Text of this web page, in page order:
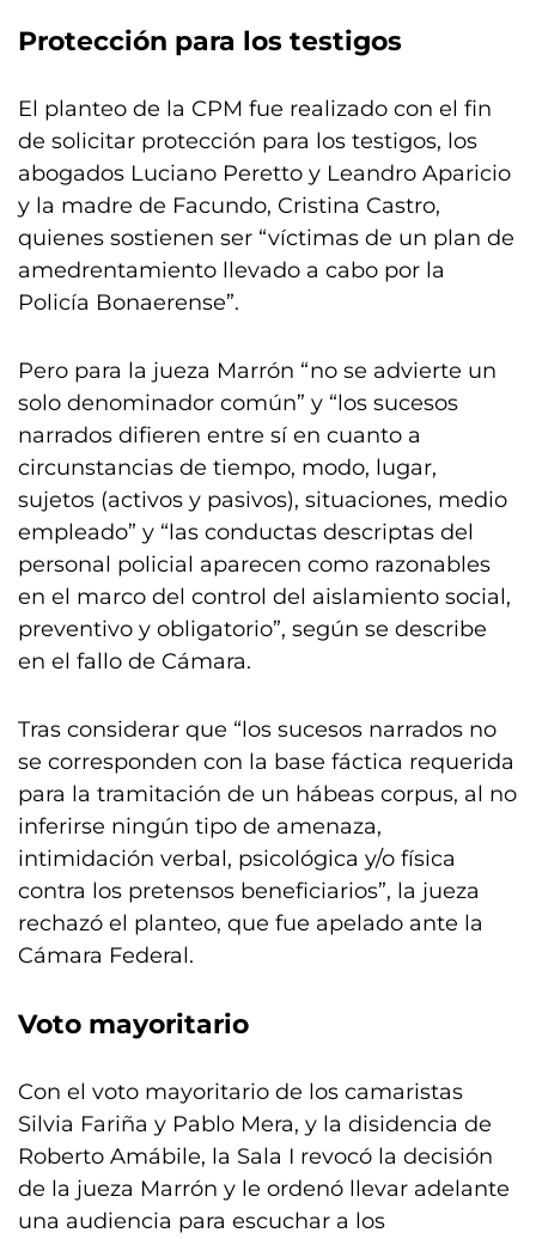
Protección para los testigos
El planteo de la CPM fue realizado con el fin
de solicitar protección para los testigos, los
abogados Luciano Peretto y Leandro Aparicio
y la madre de Facundo, Cristina Castro,
quienes sostienen ser “víctimas de un plan de
amedrentamiento llevado a cabo por la
Policía Bonaerense”.
Pero para la jueza Marrón “no se advierte un
solo denominador común” y “los sucesos
narrados difieren entre sí en cuanto a
circunstancias de tiempo, modo, lugar,
sujetos (activos y pasivos), situaciones, medio
empleado” y “las conductas descriptas del
personal policial aparecen como razonables
en el marco del control del aislamiento social,
preventivo y obligatorio”, según se describe
en el fallo de Cámara.
Tras considerar que “los sucesos narrados no
se corresponden con la base fáctica requerida
para la tramitación de un hábeas corpus, al no
inferirse ningún tipo de amenaza,
intimidación verbal, psicológica y/o física
contra los pretensos beneficiarios”, la jueza
rechazó el planteo, que fue apelado ante la
Cámara Federal.
Voto mayoritario
Con el voto mayoritario de los camaristas
Silvia Fariña y Pablo Mera, y la disidencia de
Roberto Amábile, la Sala I revocó la decisión
de la jueza Marrón y le ordenó llevar adelante
una audiencia para escuchar a los